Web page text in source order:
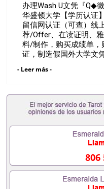
上快速操作，诚信经营
办理Wash U文凭『Q◆
华盛顿大学【学历认证
留信网认证（可查）线
荐/Offer、在读证明、
料/制作，购买成绩单
证，制造假国外大学文
成绩单办理教育部认证
学生卡办理录取通知书
理澳洲文凭办理英国文
凭 一、快速办理材料
学回国必备证明材料，
代）； 2、雅思、托福
都可以用到）。 注：
理，毕业证成绩单，学
可以根据客户要求安排
- Leer más -
806